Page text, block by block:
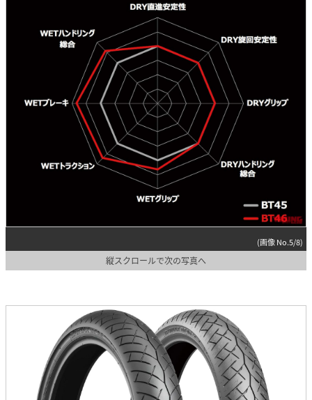
(画像 No.5/8)
縦スクロールで次の写真へ